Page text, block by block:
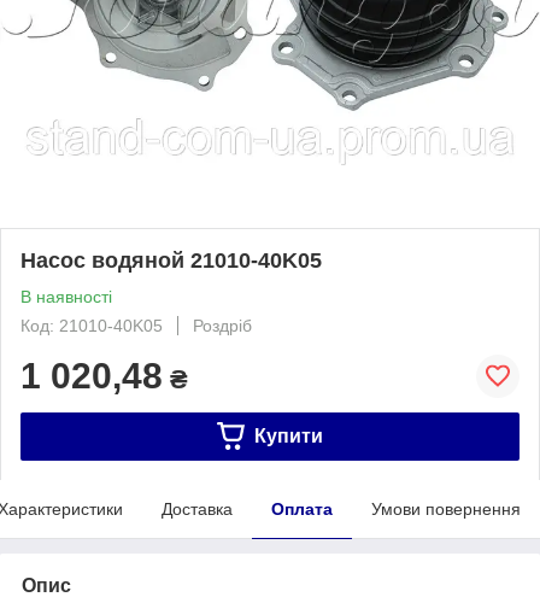
Насос водяной 21010-40K05
В наявності
Код: 21010-40K05
Роздріб
1 020,48 ₴
Купити
Доставка Оплата Умови повернення
Опис